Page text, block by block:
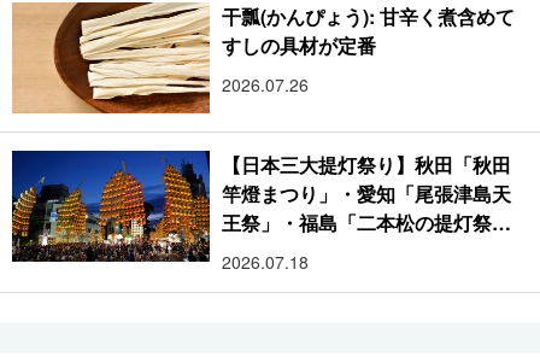
干瓢(かんぴょう): 甘辛く煮含めて
すしの具材が定番
2026.07.26
【日本三大提灯祭り】秋田「秋田
竿燈まつり」・愛知「尾張津島天
王祭」・福島「二本松の提灯祭
り」:おびただしい灯火が夜空を照
2026.07.18